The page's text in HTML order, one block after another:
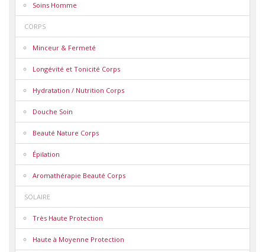
Soins Homme
CORPS
Minceur & Fermeté
Longévité et Tonicité Corps
Hydratation / Nutrition Corps
Douche Soin
Beauté Nature Corps
Épilation
Aromathérapie Beauté Corps
SOLAIRE
Très Haute Protection
Haute à Moyenne Protection